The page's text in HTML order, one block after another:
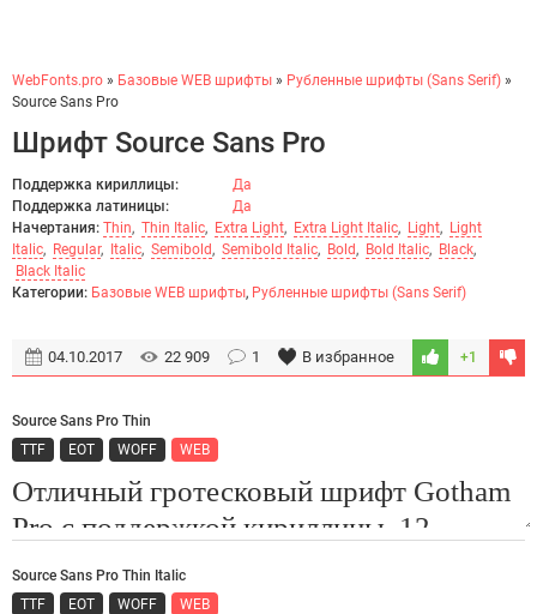
WebFonts.pro » Базовые WEB шрифты » Рубленные шрифты (Sans Serif) »
Source Sans Pro
Шрифт Source Sans Pro
Поддержка кириллицы:
Да
Поддержка латиницы:
Да
Начертания: Thin, Thin Italic, Extra Light, Extra Light Italic, Light, Light
Italic, Regular, Italic, Semibold, Semibold Italic, Bold, Bold Italic, Black,
Black Italic
Категории: Базовые WEB шрифты, Рубленные шрифты (Sans Serif)
04.10.2017 22 909 1 В избранное +1
Source Sans Pro Thin
TTF
EOT WOFF WEB
Source Sans Pro Thin Italic
TTF
EOT WOFF WEB